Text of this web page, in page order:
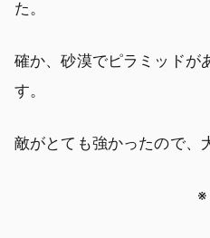
た。
確か、砂漠でピラミッドが
す。
敵がとても強かったので、
※